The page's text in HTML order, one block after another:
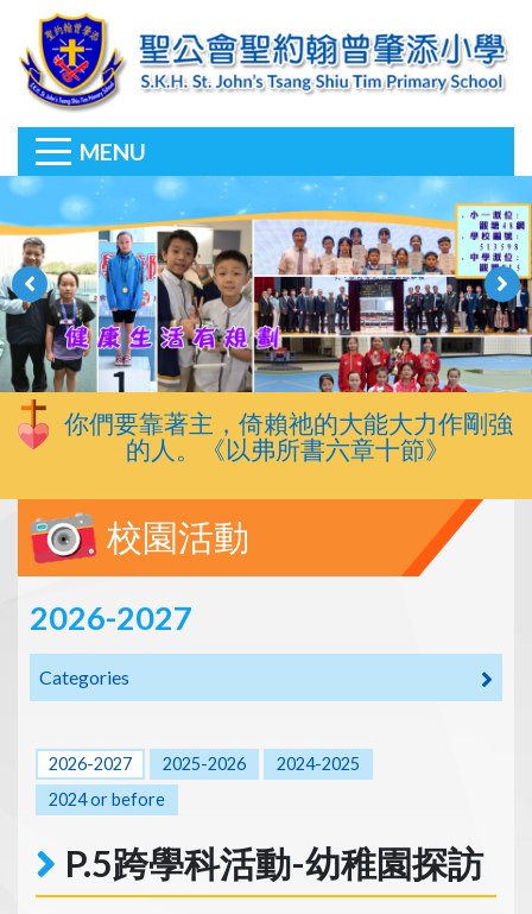
MENU
你們要靠著主，倚賴祂的大能大力作剛強
的人。《以弗所書六章十節》
校園活動
2026-2027
Categories
2026-2027 2025-2026
2024-2025
2024 or before
P.5跨學科活動-幼稚園探訪